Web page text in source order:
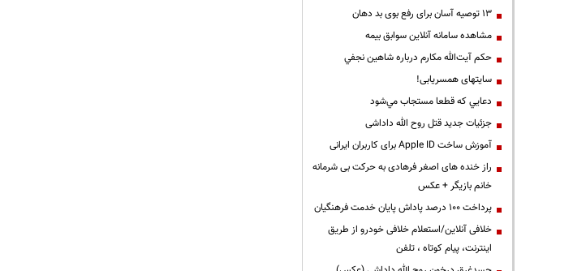
13 توصیه آسان برای رفع بوی بد دهان
مشاهده سامانه آنلاين سوابق بیمه
حكم آيت‌الله مكارم درباره شاهين نجفي
سایتهای همسریابی!
دعايي كه قطعا مستجاب مي‌شود
جزئیات جدید قتل روح الله داداشی
آموزش ساخت Apple ID برای کاربران ایرانی
راز خنده های اصغر فرهادی به حرکت بی شرمانه
خانم بازیگر + عکس
پرداخت ۱۰۰ درصد پاداش پایان خدمت فرهنگیان
خلافی آنلاین/استعلام خلافی خودرو از طریق
اینترنت، پیام کوتاه ، تلفن